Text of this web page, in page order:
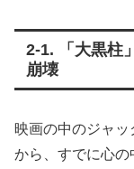
2-1. 「大黒柱
崩壊
映画の中のジャ
から、すでに心